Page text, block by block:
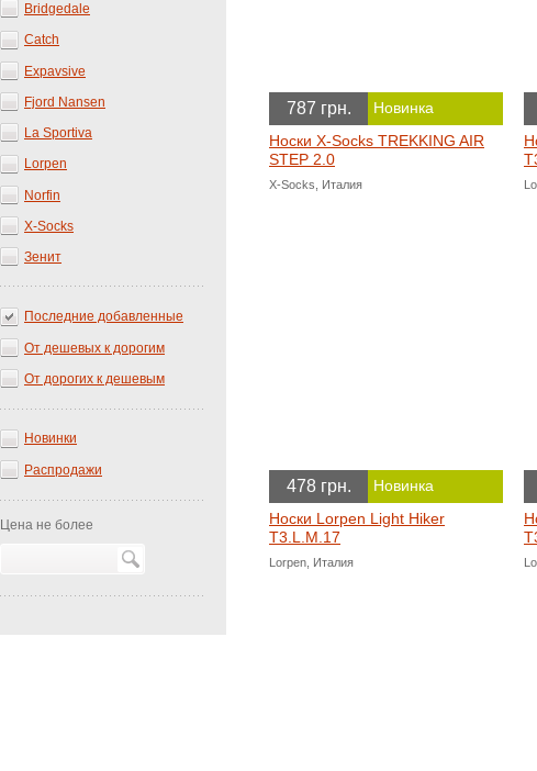
Bridgedale
Catch
Expavsive
Fjord Nansen
La Sportiva
Lorpen
Norfin
X-Socks
Зенит
Последние добавленные
От дешевых к дорогим
От дорогих к дешевым
Новинки
Распродажи
Цена не более
787 грн. Новинка
Носки X-Socks TREKKING AIR
STEP 2.0
X-Socks, Италия
478 грн. Новинка
Носки Lorpen Light Hiker
T3.L.M.17
Lorpen, Италия